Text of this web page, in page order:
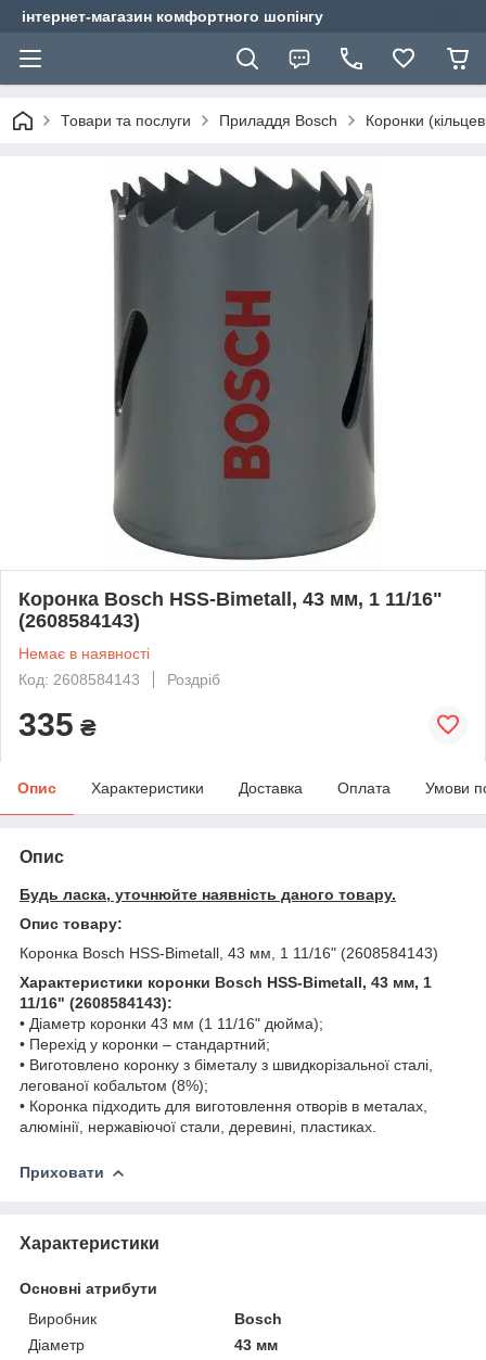
інтернет-магазин комфортного шопінгу
Товари та послуги Приладдя Bosch Коронки
Коронка Bosch HSS-Bimetall, 43 мм, 1 11/16ʺ
(2608584143)
Немає в наявності
Код: 2608584143
Роздріб
335 ₴
Опис Характеристики Доставка Оплата Умови
Опис
Будь ласка, уточнюйте наявність даного товару.
Опис товару:
Коронка Bosch HSS-Bimetall, 43 мм, 1 11/16ʺ (2608584143)
Характеристики коронки Bosch HSS-Bimetall, 43 мм, 1
11/16ʺ (2608584143):
• Діаметр коронки 43 мм (1 11/16ʺ дюйма);
• Перехід у коронки – стандартний;
• Виготовлено коронку з біметалу з швидкорізальної сталі,
легованої кобальтом (8%);
• Коронка підходить для виготовлення отворів в металах,
алюмінії, нержавіючої стали, деревині, пластиках.
Приховати
Характеристики
Основні атрибути
Виробник
Bosch
Діаметр
43 мм